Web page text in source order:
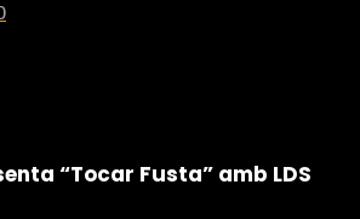
“Tocar Fusta” amb LDS